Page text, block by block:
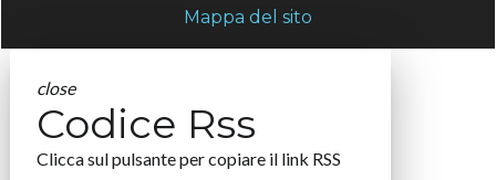
Mappa del sito
close
Codice Rss
Clicca sul pulsante per copiare il link RSS